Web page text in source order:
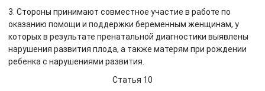
3. Стороны принимают совместное участие в работе по
оказанию помощи и поддержки беременным женщинам, у
которых в результате пренатальной диагностики выявлены
нарушения развития плода, а также матерям при рождении
ребенка с нарушениями развития.
Статья 10